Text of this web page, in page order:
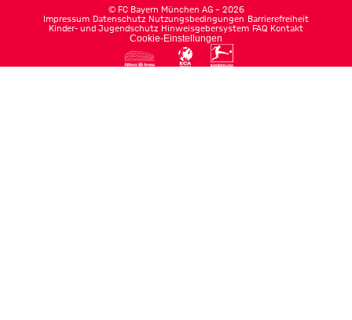
© FC Bayern München AG – 2026
Impressum Datenschutz Nutzungsbedingungen Barrierefreiheit
Kinder- und Jugendschutz Hinweisgebersystem FAQ Kontakt
Cookie-Einstellungen